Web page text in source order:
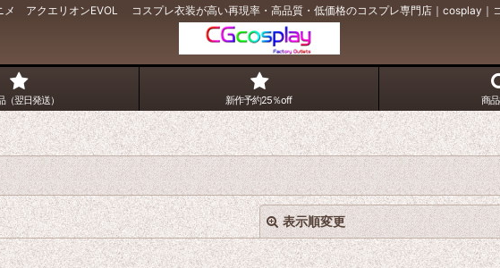
メ アクエリオンEVOL コスプレ衣装が高い再現率・高品質・低価格のコスプレ専門店｜cosplay｜
（翌日発送） 新作予約25％off 商
表示順変更